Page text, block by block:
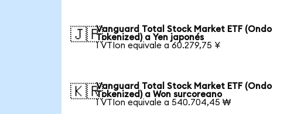
🇯🇵Vanguard Total Stock Market ETF (Ondo
Tokenized) a Yen japonés
1 VTIon equivale a 60.279,75 ¥
🇰🇷Vanguard Total Stock Market ETF (Ondo
Tokenized) a Won surcoreano
1 VTIon equivale a 540.704,45 ₩